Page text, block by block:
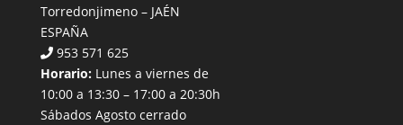
Torredonjimeno – JAÉN
ESPAÑA
953 571 625
Horario:Lunes a viernes de
10:00 a 13:30 – 17:00 a 20:30h
Sábados Agosto cerrado